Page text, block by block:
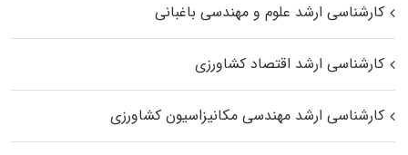
کارشناسی ارشد علوم و مهندسی باغبانی
کارشناسی ارشد اقتصاد کشاورزی
کارشناسی ارشد مهندسی مکانیزاسیون کشاورزی